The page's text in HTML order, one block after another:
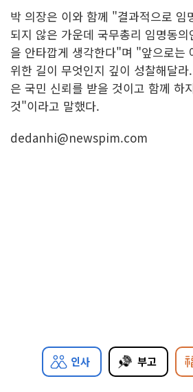
박 의장은 이와 함께 "결과적으로 임
되지 않은 가운데 국무총리 임명동
을 안타깝게 생각한다"며 "앞으로는
위한 길이 무엇인지 깊이 성찰해달
은 국민 신뢰를 받을 것이고 함께 하
것"이라고 말했다.
dedanhi@newspim.com
인사 부고